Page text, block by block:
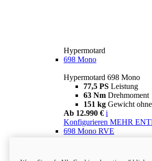
Hypermotard
698 Mono
Hypermotard 698 Mono
77,5 PS Leistung
63 Nm Drehmoment
151 kg Gewicht
Ab 12.990 € i
Konfigurieren MEHR
698 Mono RVE
77,5 PS
Leistung